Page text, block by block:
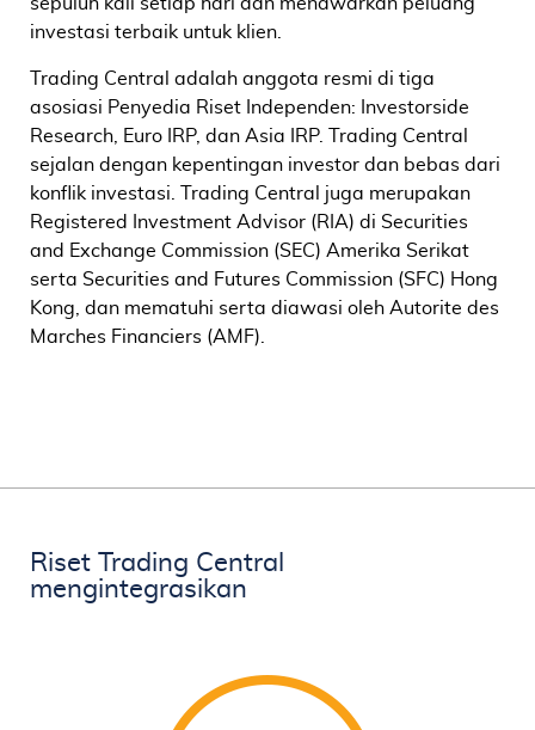
investasi terbaik untuk klien.
Trading Central adalah anggota resmi di tiga
asosiasi Penyedia Riset Independen: Investorside
Research, Euro IRP, dan Asia IRP. Trading Central
sejalan dengan kepentingan investor dan bebas dari
konflik investasi. Trading Central juga merupakan
Registered Investment Advisor (RIA) di Securities
and Exchange Commission (SEC) Amerika Serikat
serta Securities and Futures Commission (SFC) Hong
Kong, dan mematuhi serta diawasi oleh Autorite des
Marches Financiers (AMF).
Riset Trading Central
mengintegrasikan